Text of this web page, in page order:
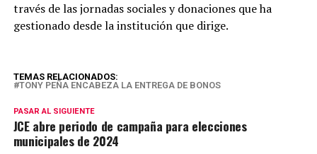
través de las jornadas sociales y donaciones que ha
gestionado desde la institución que dirige.
TEMAS RELACIONADOS:
TONY PEÑA ENCABEZA LA ENTREGA DE BONOS
PASAR AL SIGUIENTE
JCE abre periodo de campaña para elecciones
municipales de 2024